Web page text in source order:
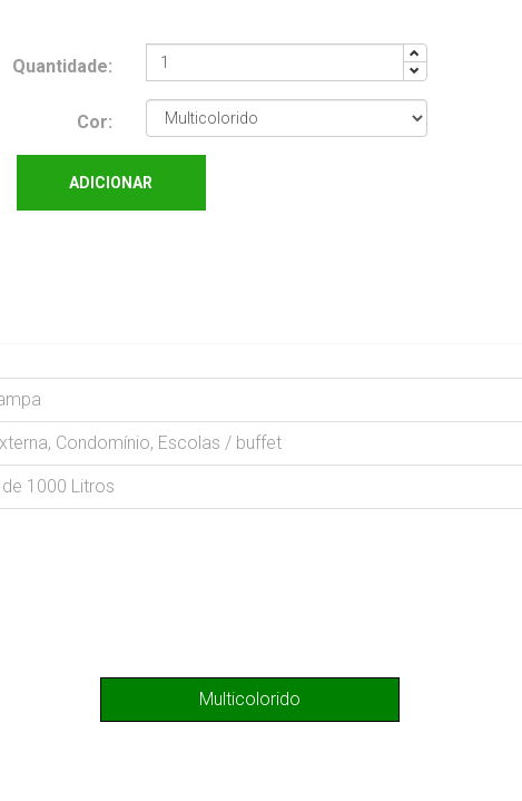
Quantidade:
Cor:
ADICIONAR
Condomínio, Escolas / buffet
1000 Litros
Multicolorido